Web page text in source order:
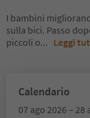
I bambini
sulla bici. Passo
piccoli o... Leggi
Calendario
07 ago 2026 – 28